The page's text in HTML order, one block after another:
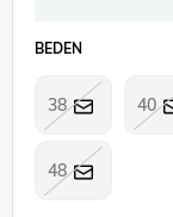
BEDEN
38 40
48